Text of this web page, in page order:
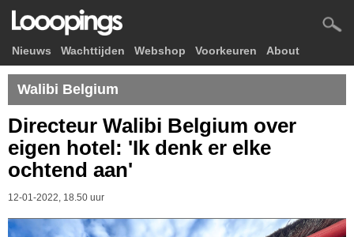
Nieuws Wachttijden Webshop Voorkeuren About
Walibi Belgium
Directeur Walibi Belgium over
eigen hotel: 'Ik denk er elke
ochtend aan'
12-01-2022, 18.50 uur